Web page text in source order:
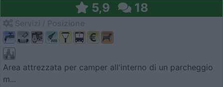
5,9 18
Area attrezzata per camper all'interno di un parcheggio
m...